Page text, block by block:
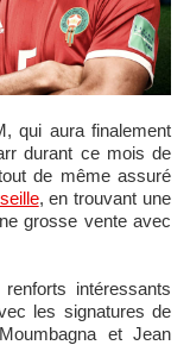
durant ce mois de
de même assuré
, en trouvant une
grosse vente avec
intéressants
les signatures de
et Jean